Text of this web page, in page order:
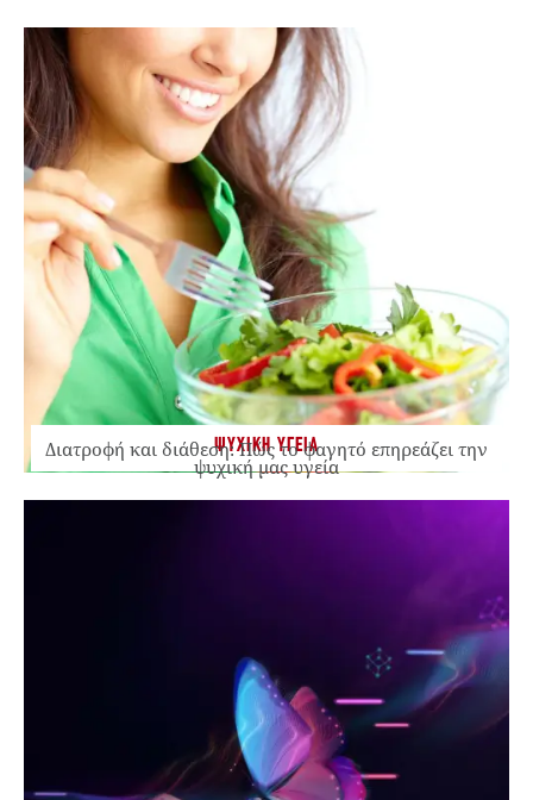
ΨΥΧΙΚΗ ΥΓΕΙΑ
Διατροφή και διάθεση: Πώς το φαγητό επηρεάζει την
ψυχική μας υγεία